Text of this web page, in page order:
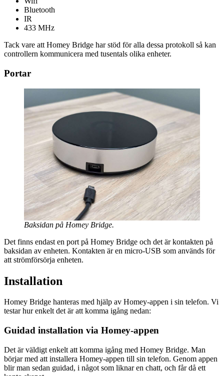
Bluetooth
IR
433 MHz
Tack vare att Homey Bridge har stöd för alla dessa protokoll så kan
controllern kommunicera med tusentals olika enheter.
Portar
Baksidan på Homey Bridge.
Det finns endast en port på Homey Bridge och det är kontakten på
baksidan av enheten. Kontakten är en micro-USB som används för
att strömförsörja enheten.
Installation
Homey Bridge hanteras med hjälp av Homey-appen i sin telefon. Vi
testar hur enkelt det är att komma igång nedan:
Guidad installation via Homey-appen
Det är väldigt enkelt att komma igång med Homey Bridge. Man
börjar med att installera Homey-appen till sin telefon. Genom appen
blir man sedan guidad, i något som liknar en chatt, och får då ett